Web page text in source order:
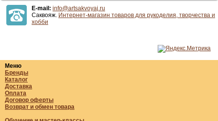
E-mail: info@artsakvoyaj.ru
Саквояж. Интернет-магазин товаров для рукоделия, творчества и
хобби
Меню
Бренды
Каталог
Доставка
Оплата
Договор оферты
Возврат и обмен товара